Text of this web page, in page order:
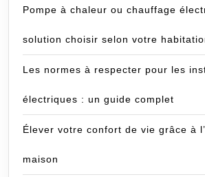
Pompe à chaleur ou chauffage
solution choisir selon votre
Les normes à respecter pour les
électriques : un guide complet
Élever votre confort de vie grâce à
maison